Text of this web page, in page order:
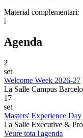
Material complementari:
i
Agenda
2
set
Welcome Week 2026-27
La Salle Campus
17
set
Masters' Experience Day
La Salle Executive &
Veure tota l'agenda